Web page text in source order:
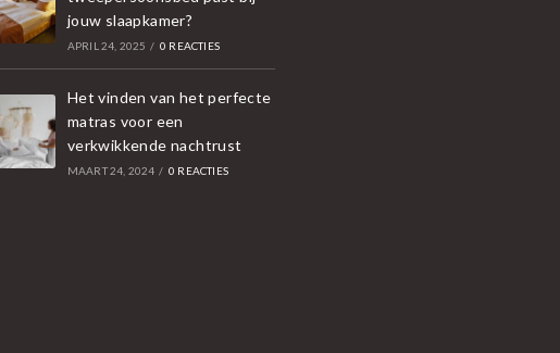
jouw slaapkamer?
APRIL 24, 2025 / 0 REACTIES
Het vinden van het perfecte
matras voor een
verkwikkende nachtrust
MAART 24, 2024 / 0 REACTIES